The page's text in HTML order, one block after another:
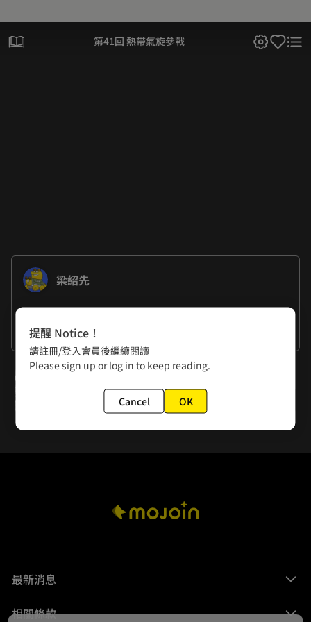
第41回 熱帶氣旋參戰
梁紹先
冬天不宜登陸，那麼就剩夏天了，除了颱風天以外。
下一話
第42回 奧林帕斯作戰
最新消息
相關條款
提醒 Notice！
請註冊/登入會員後繼續閱讀
Please sign up or log in to keep reading.
Cancel OK